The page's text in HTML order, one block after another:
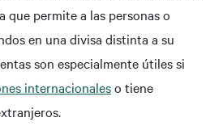
que permite a las personas o
en una divisa distinta a su
son especialmente útiles si
internacionaleso tiene